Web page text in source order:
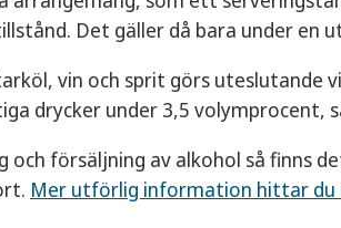
Det gäller då bara under en
vin och sprit görs uteslutande
drycker under 3,5 volymprocent,
och försäljning av alkohol så finns
Mer utförlig information hittar du